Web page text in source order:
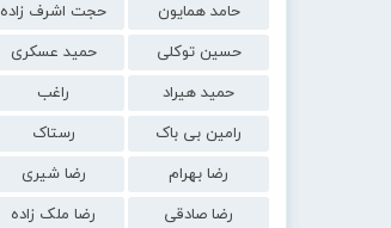
حامد همایون
حجت اشرف زاده
حسین توکلی
حمید عسکری
حمید هیراد
راغب
رامین بی باک
رستاک
رضا بهرام
رضا شیری
رضا صادقی
رضا ملک زاده